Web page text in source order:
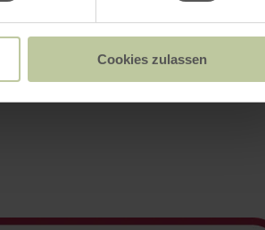
Cookies zulassen